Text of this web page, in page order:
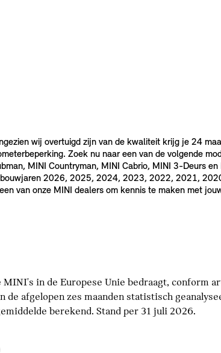
wij overtuigd zijn van de kwaliteit krijg je 24
Zoek nu naar een van de volgende
MINI Countryman, MINI Cabrio, MINI 3-Deurs
2026, 2025, 2024, 2023, 2022, 2021,
van onze MINI dealers om kennis te maken met
in de Europese Unie bedraagt, conform
afgelopen zes maanden statistisch
berekend. Stand per 31 juli 2026.